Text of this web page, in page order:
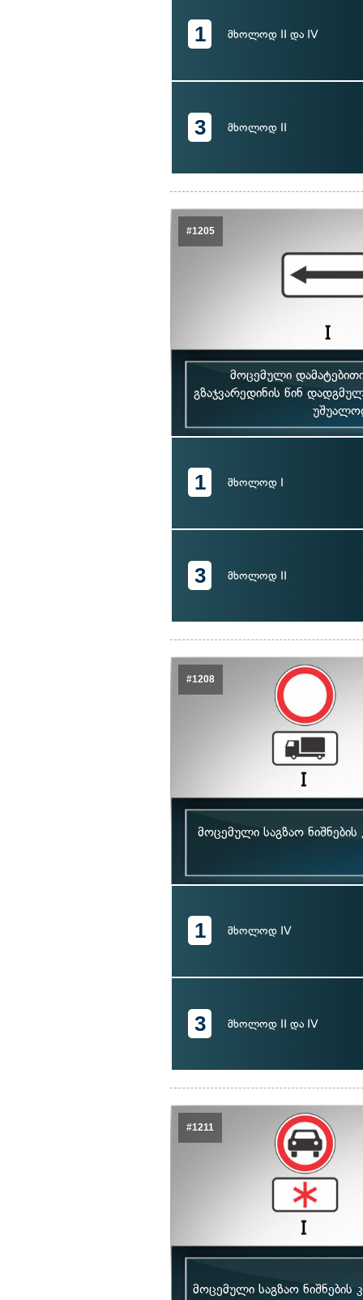
1 მხოლოდ II და IV
3 მხოლოდ II
#1205
მოცემული
გზაჯვარედინის წინ
1 მხოლოდ I
3 მხოლოდ II
#1208
მოცემული საგზაო
1 მხოლოდ IV
3 მხოლოდ II და IV
#1211
მოცემული საგზაო